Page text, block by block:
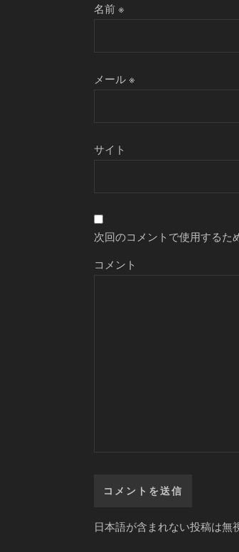
名前※
メール※
サイト
次回のコメントで使用するた
コメント
日本語が含まれない投稿は無